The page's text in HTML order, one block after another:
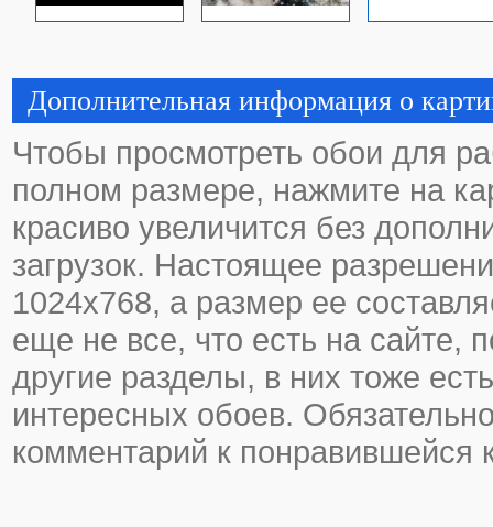
Дополнительная информация о
Чтобы просмотреть обои для
полном размере, нажмите на
красиво увеличится без
загрузок. Настоящее
1024х768, а размер ее
еще не все, что есть на сайте,
другие разделы, в них тоже
интересных обоев.
комментарий к понравившейся